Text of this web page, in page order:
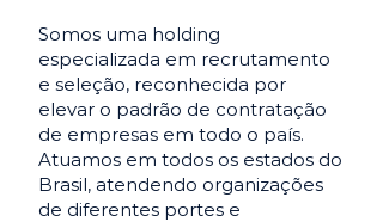
Somos uma holding
especializada em recrutamento
e seleção, reconhecida por
elevar o padrão de contratação
de empresas em todo o país.
Atuamos em todos os estados do
Brasil, atendendo organizações
de diferentes portes e